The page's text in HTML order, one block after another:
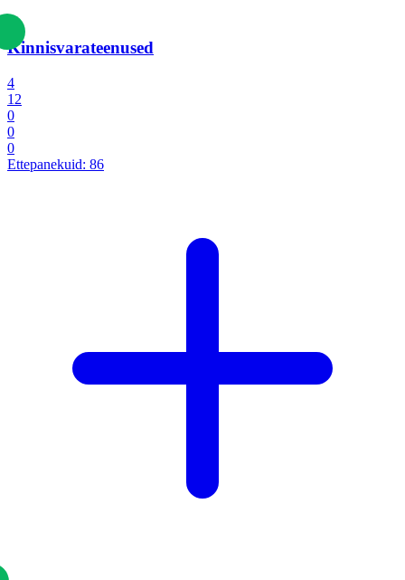
Kinnisvarateenused
4
12
0
0
0
Ettepanekuid: 86